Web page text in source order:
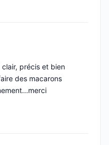
clair, précis et bien
des macarons